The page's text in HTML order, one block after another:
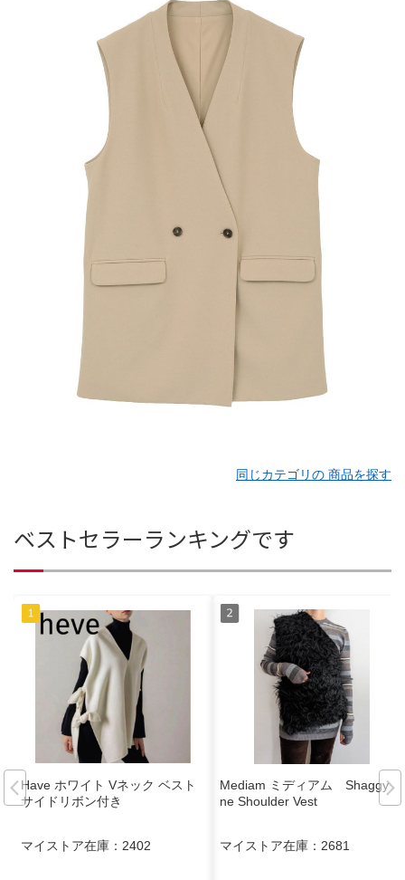
同じカテゴリの 商品を探す
ベストセラーランキングです
Have ホワイト Vネック ベスト
サイドリボン付き
マイストア在庫： 2402
Mediam ミディアム Shaggy O
ne Shoulder Vest
マイストア在庫： 2681